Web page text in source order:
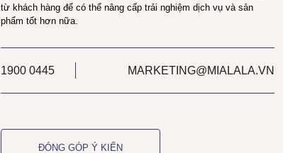
từ khách hàng để có thể nâng cấp trải nghiệm dịch vụ và sản
phẩm tốt hơn nữa.
1900 0445 MARKETING@MIALALA.VN
ĐÓNG GÓP Ý KIẾN